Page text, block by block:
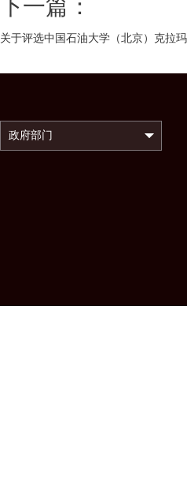
下一篇：
关于评选中国石油大学（北京）克拉